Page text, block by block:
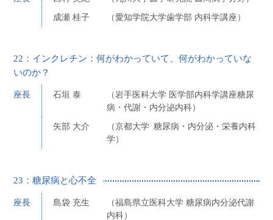
成瀬 桂子 （愛知学院大学歯学部 内科学講座）
22：インクレチン：何がわかっていて、何がわかっていな
いのか？
座長 石垣 泰
（岩手医科大学 医学部内科学講座糖尿
病・代謝・内分泌内科）
矢部 大介
（京都大学 糖尿病・内分泌・栄養内科
学）
23：糖尿病と心不全
座長 島袋 充生
（福島県立医科大学 糖尿病内分泌代謝
内科）